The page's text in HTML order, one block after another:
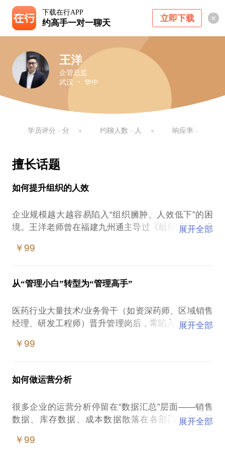
下载在行APP
约高手一对一聊天 立即下载
王洋
企管总监
武汉 ・ 华中
学员评分 - 分 约聊人数 - 人 响应率 -
擅长话题
如何提升组织的人效
企业规模越大越容易陷入“组织臃肿、人效低下”的困
境。王洋老师曾在福建九州通主导过《组织精简 提升
成本率下降0.8%。
✅ 如何通过“三线四维”人效模型诊断组织效率瓶颈
✅ 动态控编、流程再造、共享服务等实操工具包
​​适合人群：​​
连锁药店/医药流通企业CEO/高管
人力资源负责人（需推动组织变革）
2套可落地的组织优化实施方案
展开全部
￥99
从“管理小白”转型为“管理高手”
医药行业大量技术/业务骨干（如资深药师、区域销售
经理、研发工程师）晋升管理岗后，常陷入“自己干得
战略、重经验轻赋能。王洋老师从基层主管成长为上
养项目，其中85%的转型者在1年内胜任管理角色，团
队业绩平均提升30%。
✅ ​​能力断层自测​​：医药人转型的“能力雷达图”（技术
岗的“深度思维”vs管理岗的“广度思维”，附自测表）；
✅ ​​关键跨越步骤​​：
展开全部
￥99
如何做运营分析
很多企业的运营分析停留在“数据汇总”层面——销售
数据、库存数据、成本数据散落在各部门，分析报
师作为15年实战派管理者，曾主导某医药流通企业从
展开全部
￥99